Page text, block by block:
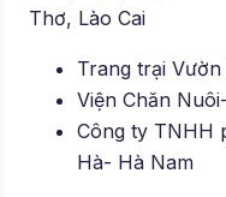
Thơ, Lào Cai
Trang trại
Viện Chăn
Công ty TNHH
Hà- Hà Nam